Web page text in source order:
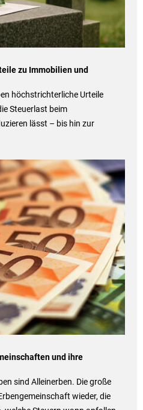
zu Immobilien und
höchstrichterliche Urteile
Steuerlast beim
lässt – bis hin zur
und ihre
sind Alleinerben. Die große
wieder, die